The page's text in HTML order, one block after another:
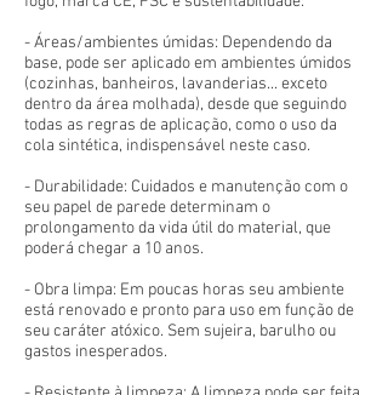
- Áreas/ambientes úmidas: Dependendo da
base, pode ser aplicado em ambientes úmidos
(cozinhas, banheiros, lavanderias... exceto
dentro da área molhada), desde que seguindo
todas as regras de aplicação, como o uso da
cola sintética, indispensável neste caso.
- Durabilidade: Cuidados e manutenção com o
seu papel de parede determinam o
prolongamento da vida útil do material, que
poderá chegar a 10 anos.
- Obra limpa: Em poucas horas seu ambiente
está renovado e pronto para uso em função de
seu caráter atóxico. Sem sujeira, barulho ou
gastos inesperados.